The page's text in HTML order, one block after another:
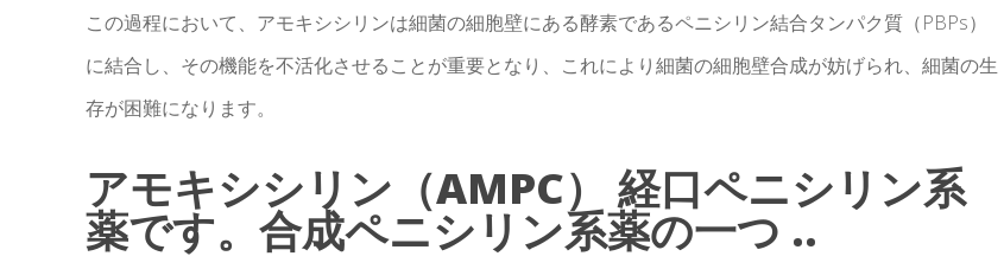
この過程において、アモキシシリンは細菌の細胞壁にある酵素であるペニシリン結合タンパク質（PBPs）
に結合し、その機能を不活化させることが重要となり、これにより細菌の細胞壁合成が妨げられ、細菌の生
存が困難になります。
アモキシシリン（AMPC） 経口ペニシリン系
薬です。合成ペニシリン系薬の一つ ..